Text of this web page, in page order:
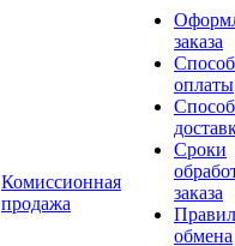
Комиссионная
продажа
заказа
оплаты
Сроки
заказа
обмена